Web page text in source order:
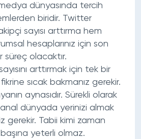
dünyasında tercih
biridir. Twitter
sayısı arttırma hem
hesaplarınız için son
süreç olacaktır.
arttırmak için tek bir
sıcak bakmanız gerekir.
aynasıdır. Sürekli olarak
dünyada yerinizi almak
gerekir. Tabii kimi zaman
yeterli olmaz.